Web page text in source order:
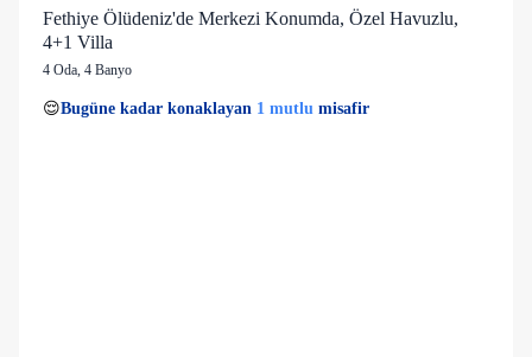
Fethiye Ölüdeniz'de Merkezi Konumda, Özel Havuzlu,
4+1 Villa
4 Oda, 4 Banyo
👀Son 1 saatte28 kişigörüntüledi